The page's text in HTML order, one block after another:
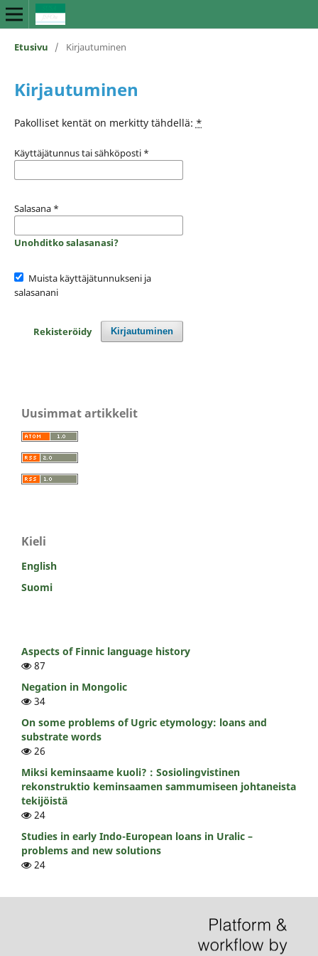
Etusivu / Kirjautuminen
Kirjautuminen
Pakolliset kentät on merkitty tähdellä: *
Käyttäjätunnus tai sähköposti *
Salasana *
Unohditko salasanasi?
Muista käyttäjätunnukseni ja
salasanani
Kirjautuminen
Rekisteröidy
Uusimmat artikkelit
Kieli
English
Suomi
Aspects of Finnic language history
87
Negation in Mongolic
34
On some problems of Ugric etymology: loans and
substrate words
26
Miksi keminsaame kuoli? : Sosiolingvistinen
rekonstruktio keminsaamen sammumiseen johtaneista
tekijöistä
24
Studies in early Indo-European loans in Uralic –
problems and new solutions
24